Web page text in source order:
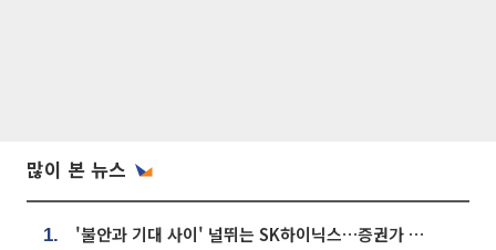
많이 본 뉴스
1. '불안과 기대 사이' 널뛰는 SK하이닉스…증권가 "HBM4·LTA 기반 펀터멘털 견고"